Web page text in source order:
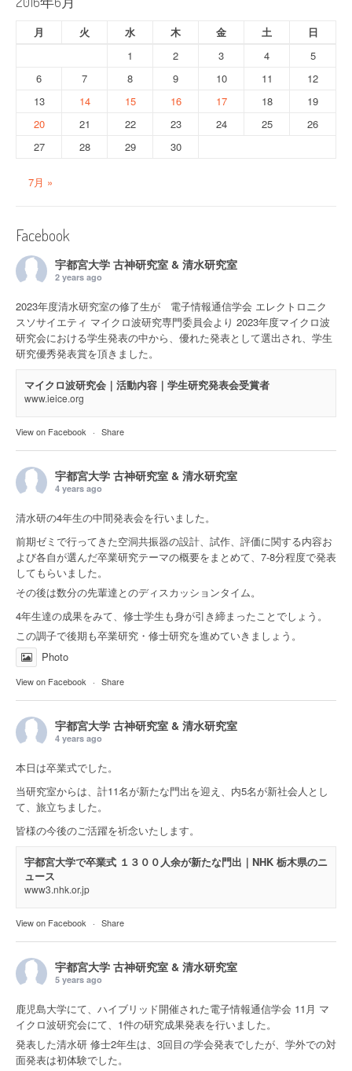
ン月 火 水 木 金 土
日
1
2 3 4
5
6
7 8 9 10 11
12
13
14 15 16 17 18
19
20
21 22 23 24 25
26
27
28 29 30
7月 »
Facebook
宇都宮大学 古神研究室 & 清水研究室
2 years ago
2023年度清水研究室の修了生が 電子情報通信学会 エレクトロニク
スソサイエティ マイクロ波研究専門委員会より 2023年度マイクロ波
研究会における学生発表の中から、優れた発表として選出され、学生
研究優秀発表賞を頂きました。
マイクロ波研究会｜活動内容｜学生研究発表会受賞者
www.ieice.org
View on Facebook · Share
宇都宮大学 古神研究室 & 清水研究室
4 years ago
清水研の4年生の中間発表会を行いました。
前期ゼミで行ってきた空洞共振器の設計、試作、評価に関する内容お
よび各自が選んだ卒業研究テーマの概要をまとめて、7-8分程度で発表
してもらいました。
その後は数分の先輩達とのディスカッションタイム。
4年生達の成果をみて、修士学生も身が引き締まったことでしょう。
この調子で後期も卒業研究・修士研究を進めていきましょう。
Photo
View on Facebook · Share
宇都宮大学 古神研究室 & 清水研究室
4 years ago
本日は卒業式でした。
当研究室からは、計11名が新たな門出を迎え、内5名が新社会人とし
て、旅立ちました。
皆様の今後のご活躍を祈念いたします。
宇都宮大学で卒業式 １３００人余が新たな門出｜NHK 栃木県のニ
ュース
www3.nhk.or.jp
View on Facebook · Share
宇都宮大学 古神研究室 & 清水研究室
5 years ago
鹿児島大学にて、ハイブリッド開催された電子情報通信学会 11月 マ
イクロ波研究会にて、1件の研究成果発表を行いました。
発表した清水研 修士2年生は、3回目の学会発表でしたが、学外での対
面発表は初体験でした。